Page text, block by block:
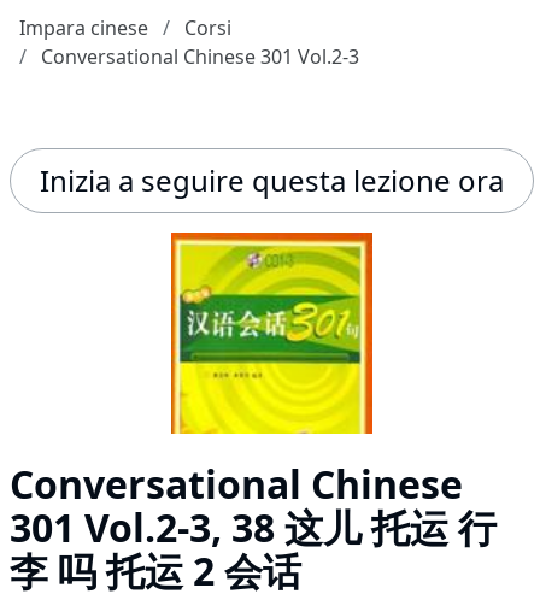
Impara cinese
Corsi
Conversational Chinese 301 Vol.2-3
Inizia a seguire questa lezione ora
Conversational Chinese
301 Vol.2-3, 38 这儿 托运 行
李 吗 托运 2 会话